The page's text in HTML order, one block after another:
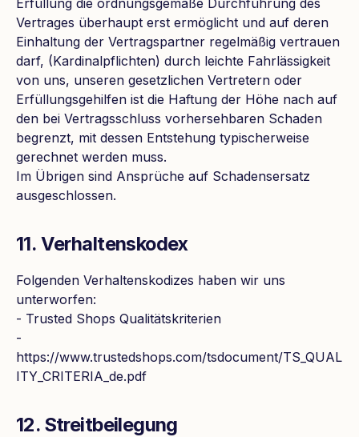
Vertrages überhaupt erst ermöglicht und auf deren
Einhaltung der Vertragspartner regelmäßig vertrauen
darf, (Kardinalpflichten) durch leichte Fahrlässigkeit
von uns, unseren gesetzlichen Vertretern oder
Erfüllungsgehilfen ist die Haftung der Höhe nach auf
den bei Vertragsschluss vorhersehbaren Schaden
begrenzt, mit dessen Entstehung typischerweise
gerechnet werden muss.
Im Übrigen sind Ansprüche auf Schadensersatz
ausgeschlossen.
11. Verhaltenskodex
Folgenden Verhaltenskodizes haben wir uns
unterworfen:
- Trusted Shops Qualitätskriterien
-
https://www.trustedshops.com/tsdocument/TS_QUAL
ITY_CRITERIA_de.pdf
12. Streitbeilegung